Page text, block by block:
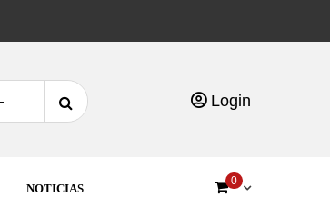
Login
NOTICIAS
0